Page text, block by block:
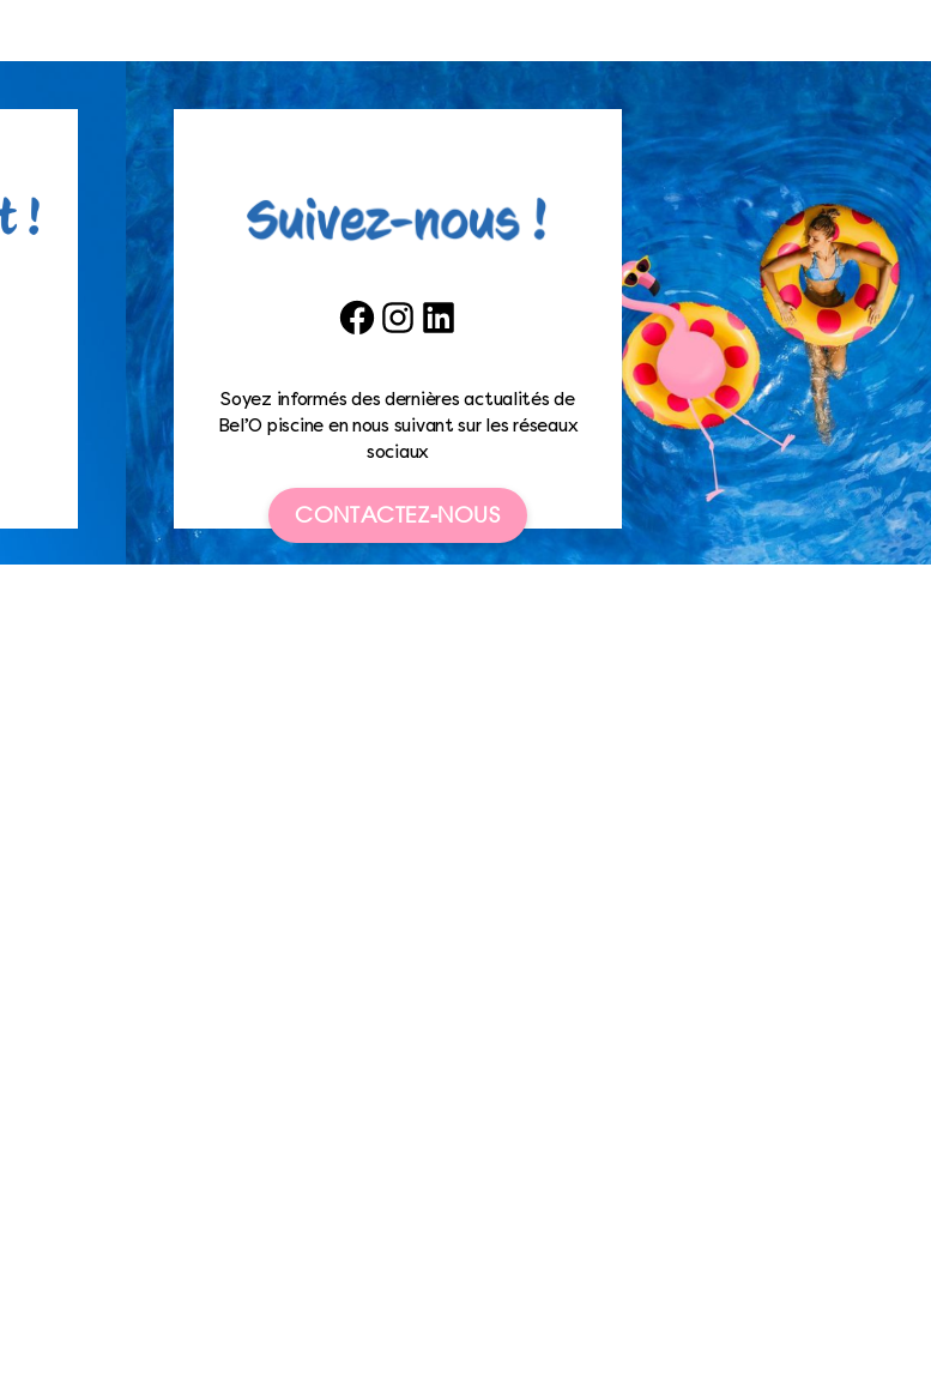
FacebookInstagramLinkedIn
Soyez informés des dernières actualités de
Bel’O piscine en nous suivant sur les réseaux
sociaux
CONTACTEZ-NOUS